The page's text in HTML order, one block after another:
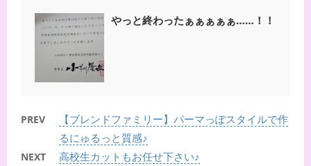
やっと終わったぁぁぁぁぁ……！！
PREV
【ブレンドファミリー】パーマっぽスタイルで作
るにゅるっと質感♪
NEXT 高校生カットもお任せ下さい♪